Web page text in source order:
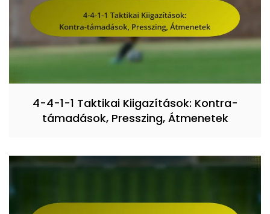
4-4-1-1 Taktikai Kiigazítások: Kontra-
támadások, Presszing, Átmenetek